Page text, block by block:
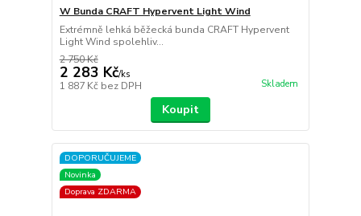
W Bunda CRAFT Hypervent Light Wind
Extrémně lehká běžecká bunda CRAFT Hypervent
Light Wind spolehliv...
2 750 Kč
2 283 Kč/ks
1 887 Kč bez DPH Skladem
Koupit
DOPORUČUJEME
Novinka
Doprava ZDARMA